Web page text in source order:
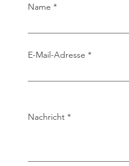
Ernährung"
Name
E-Mail-Adresse
Nachricht